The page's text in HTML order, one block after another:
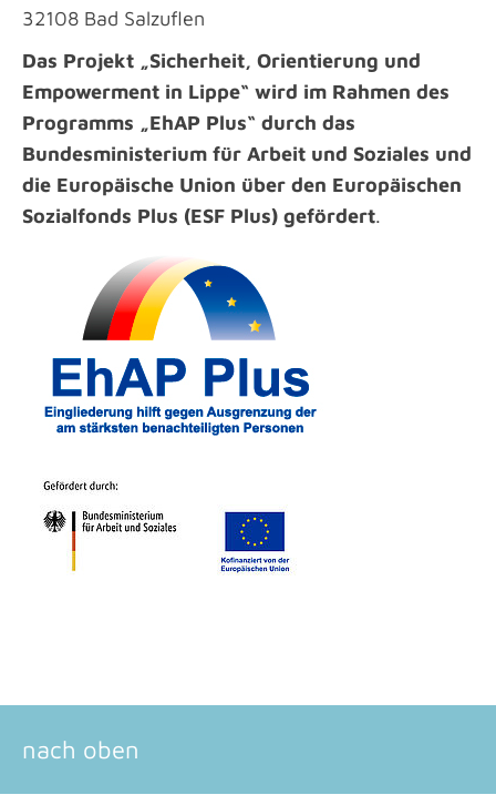
32108 Bad Salzuflen
Das Projekt „Sicherheit, Orientierung und
Empowerment in Lippe“ wird im Rahmen des
Programms „EhAP Plus“ durch das
Bundesministerium für Arbeit und Soziales und
die Europäische Union über den Europäischen
Sozialfonds Plus (ESF Plus) gefördert.
nach oben